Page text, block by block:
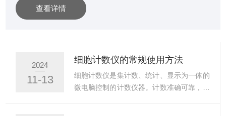
的核心要素。本文将系统阐述精准操作要点与量程校准步
键，避免手部倾斜或用力过度导致误差。调节量程时，旋
转按钮至目标体积，确认数值显示清晰无跳动，避免超量
程操作。2.吸液与排液技巧：预润洗吸头：吸液前吸入并
查看详情
2024
11-13
细胞计数仪的常规使用方法
细胞计数仪是集计数、统计、显示为一体的
微电脑控制的计数仪器。计数准确可靠，符